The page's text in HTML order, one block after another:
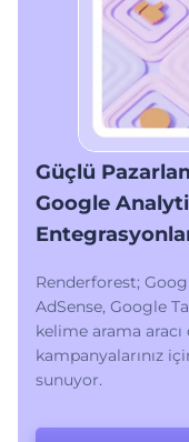
Güçlü
Google
Renderforest;
AdSense, Google
kelime arama
kampanyalarınız
sunuyor.